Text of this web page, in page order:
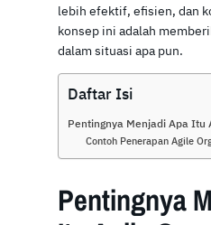
lebih efektif, efisien, dan
konsep ini adalah
dalam situasi apa pun.
Daftar Isi
Pentingnya Menjadi Apa Itu
Contoh Penerapan Agile
Pentingnya